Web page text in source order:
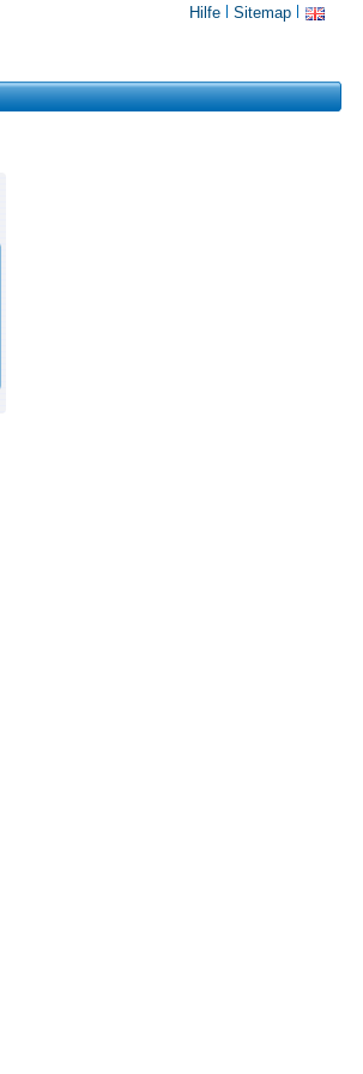
Hilfe Sitemap